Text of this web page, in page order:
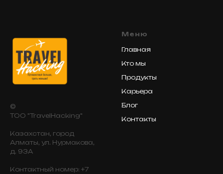
©
ТОО "TravelHacking"
Казахстан, город
Алматы, ул. Нурмакова,
д. 93А
Контактный номер: +7
Меню
Главная
Кто мы
Продукты
Карьера
Блог
Контакты